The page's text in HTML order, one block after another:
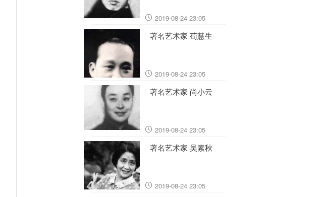
2019-08-24 23:05
著名艺术家 荀慧生
2019-08-24 23:05
著名艺术家 尚小云
2019-08-24 23:05
著名艺术家 吴素秋
2019-08-24 23:05